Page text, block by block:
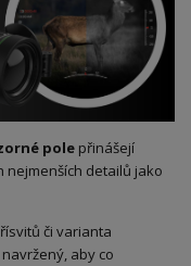
pole přinášejí
nejmenších detailů jako
či varianta
aby co